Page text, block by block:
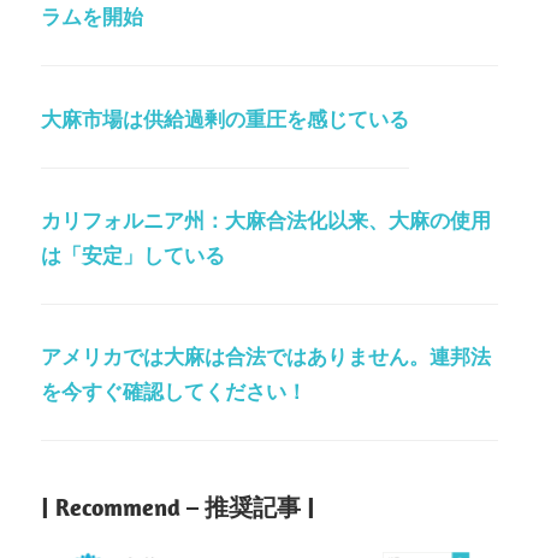
ラムを開始
大麻市場は供給過剰の重圧を感じている
カリフォルニア州：大麻合法化以来、大麻の使用
は「安定」している
アメリカでは大麻は合法ではありません。連邦法
を今すぐ確認してください！
| Recommend – 推奨記事 |